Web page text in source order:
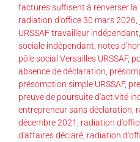
factures suffisent à renverser
radiation d'office 30 mars 2026
URSSAF travailleur indépendant
sociale indépendant notes
pôle social Versailles URSSAF,
absence de déclaration
présomption simple URSSAF,
preuve de poursuite d'activité
entrepreneur sans déclaration
décembre 2021
radiation
d'affaires déclaré radiation